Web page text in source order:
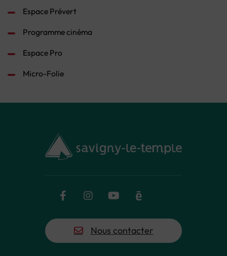
Espace Prévert
Programme cinéma
Espace Pro
Micro-Folie
FacebookInstagramYouTubeCalaméo
Nous contacter